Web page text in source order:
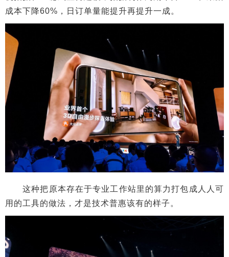
成本下降60%，日订单量能提升再提升一成。
这种把原本存在于专业工作站里的算力打包成人人可
用的工具的做法，才是技术普惠该有的样子。